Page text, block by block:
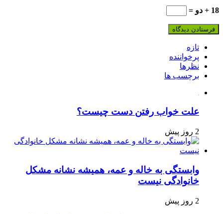
18 + دو =
تازه
پرخواننده
نظرها
برچسب ها
علت خواب رفتن دست چیست؟
2 روز پیش
وابستگی به خاله و عمه، همیشه نشانه مشکل
خانوادگی نیست
2 روز پیش